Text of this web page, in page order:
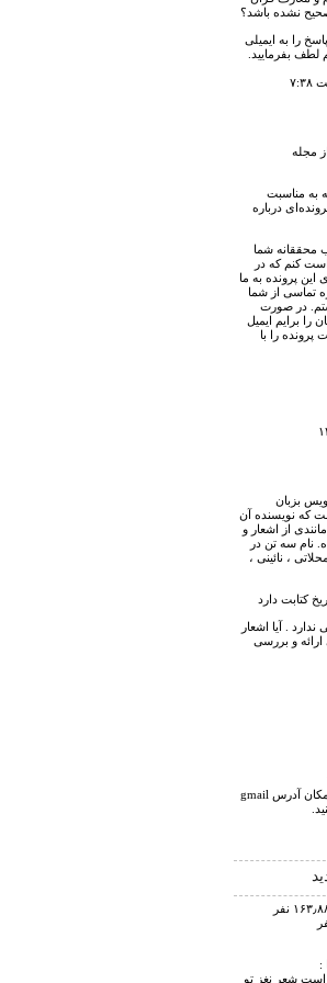
نشده باشد؟
را به ایمیلی
بفرمایید.
مجله
به مناسبت
درباره
محققانه شما
کنم که در
پرونده به ما
تماسی از شما
در صورت
را برایم ایمیل
پرونده را با
بزبان
که نویسنده آن
از اشعار و
نام سه تن در
، نائینی ،
. آیا اشعار
ارائه و بررسی
با سلام لطفا در صورت امكان آدرس gmail
:
شعر نغز تو